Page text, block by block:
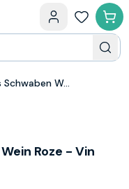
Cramele Recas Schwaben Wein Roze - Vin rose demidulce 10L
Roze - Vin